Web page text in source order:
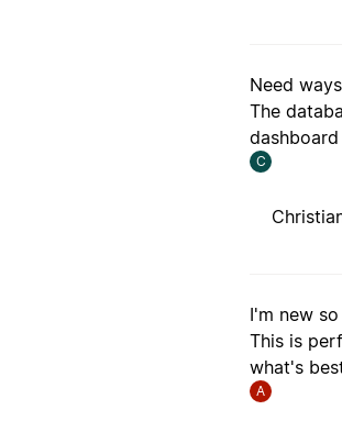
Need
The
C
I'm new
This is
what's
A